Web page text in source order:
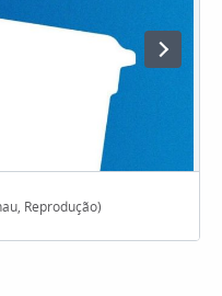
Reprodução)